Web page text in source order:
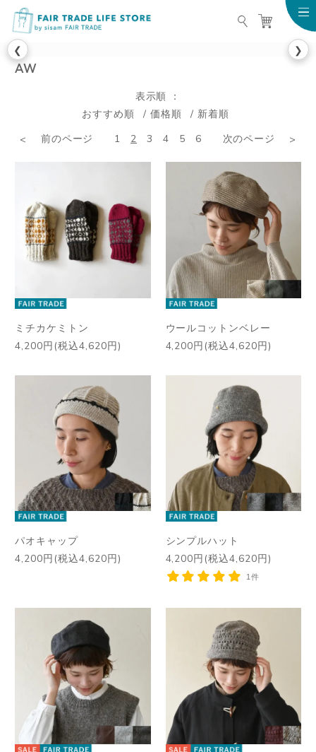
FAIR TRADE LIFE
❮ ❯
AW
表示順
おすすめ順
価格順
新着順
前のページ
1 2 3 4 5 6 次のページ
ミチカケミトン
4,200円(税込4,620円)
ウールコットンベレー
4,200円(税込4,620円)
パオキャップ
4,200円(税込4,620円)
シンプルハット
4,200円(税込4,620円)
1件